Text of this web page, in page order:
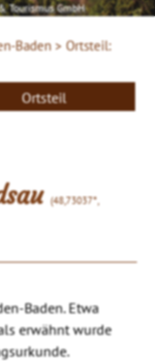
Tourismus GmbH
Baden >Ortsteil:
Ortsteil
(48,73037°,
Baden. Etwa
erwähnt wurde